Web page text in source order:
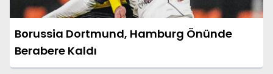
Borussia Dortmund, Hamburg Önünde
Berabere Kaldı